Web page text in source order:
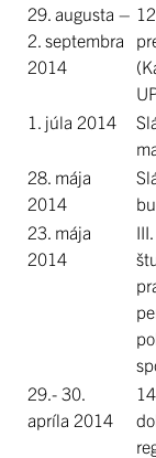
29. augusta –
2. septembra
2014
1. júla 2014
28. mája
2014
23. mája
2014
29.- 30.
apríla 2014